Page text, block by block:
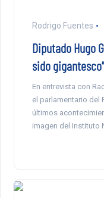
Rodrigo Fuentes
Diputado Hugo
sido gigantesco”
En entrevista con
el parlamentario del
últimos
imagen del Instituto